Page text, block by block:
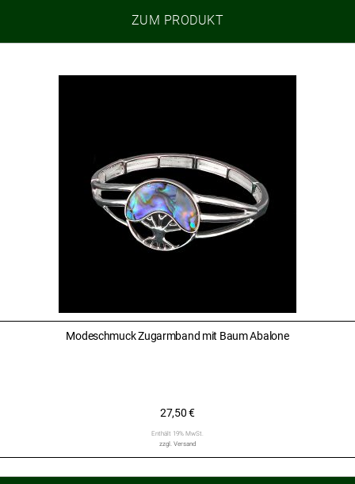
ZUM PRODUKT
Modeschmuck Zugarmband mit Baum Abalone
27,50€
Enthält 19% MwSt.
zzgl. Versand